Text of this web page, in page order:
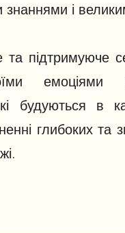
знаннями і
та підтримуюче
емоціями
будуються в
глибоких та